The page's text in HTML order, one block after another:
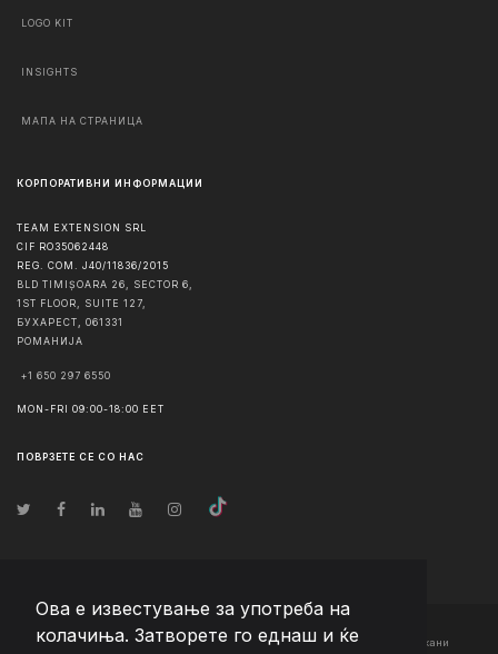
Ова е известување за употреба на
колачиња. Затворете го еднаш и ќе
LOGO KIT
INSIGHTS
МАПА НА СТРАНИЦА
КОРПОРАТИВНИ ИНФОРМАЦИИ
TEAM EXTENSION SRL
CIF RO35062448
REG. COM. J40/11836/2015
BLD TIMIȘOARA 26, SECTOR 6,
1ST FLOOR, SUITE 127,
БУХАРЕСТ
061331
РОМАНИЈА
+1 650 297 6550
MON-FRI 09:00-18:00 EET
ПОВРЗЕТЕ СЕ СО НАС
© Авторско право2026 Team Extension Macedonia - Сите права задржани